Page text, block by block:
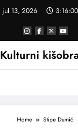
jul 13, 2026
Kulturni
Home Stipe Dumić